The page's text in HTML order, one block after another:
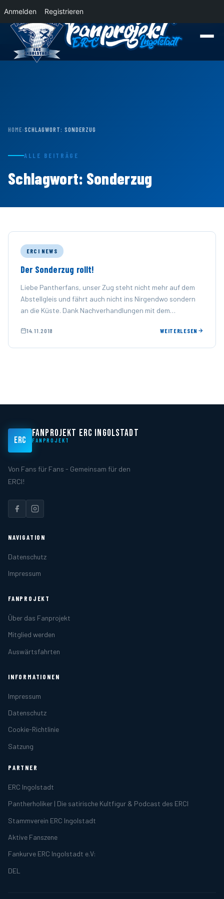
Anmelden Registrieren
NewsDer Panther Express 2026/2027 rollt nach Krefeld! Wohin rollt der
HOME›SCHLAGWORT: SONDERZUG
ALLE BEITRÄGE
Schlagwort: Sonderzug
ERCI NEWS
Der Sonderzug rollt!
Liebe Pantherfans, unser Zug steht nicht mehr auf dem
Abstellgleis und fährt auch nicht ins Nirgendwo sondern
an die Küste. Dank Nachverhandlungen mit dem
14.11.2018 WEITERLESEN
ERC
FANPROJEKT ERC INGOLSTADT
FANPROJEKT
Von Fans für Fans - Gemeinsam für den
ERCI!
NAVIGATION
Datenschutz
Impressum
FANPROJEKT
Über das Fanprojekt
Mitglied werden
Auswärtsfahrten
INFORMATIONEN
Impressum
Datenschutz
Cookie-Richtlinie
Satzung
PARTNER
ERC Ingolstadt
Pantherholiker | Die satirische Kultfigur & Podcast des ERCI
Stammverein ERC Ingolstadt
Aktive Fanszene
Fankurve ERC Ingolstadt e.V:
DEL